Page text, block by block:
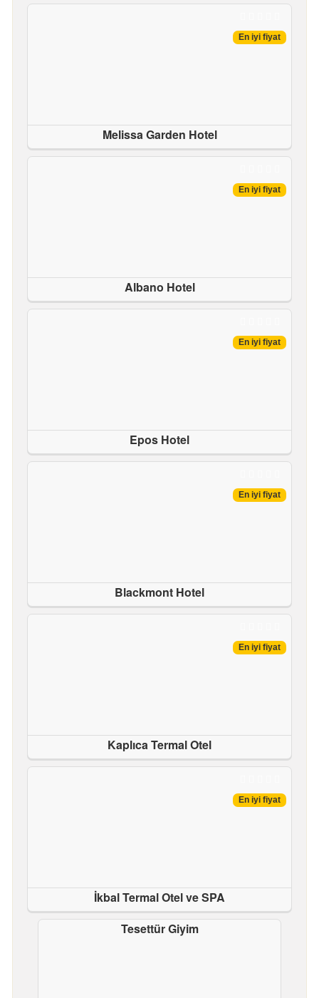
En iyi fiyat
Melissa Garden Hotel
En iyi fiyat
Albano Hotel
En iyi fiyat
Epos Hotel
En iyi fiyat
Blackmont Hotel
En iyi fiyat
Kaplıca Termal Otel
En iyi fiyat
İkbal Termal Otel ve SPA
Tesettür Giyim